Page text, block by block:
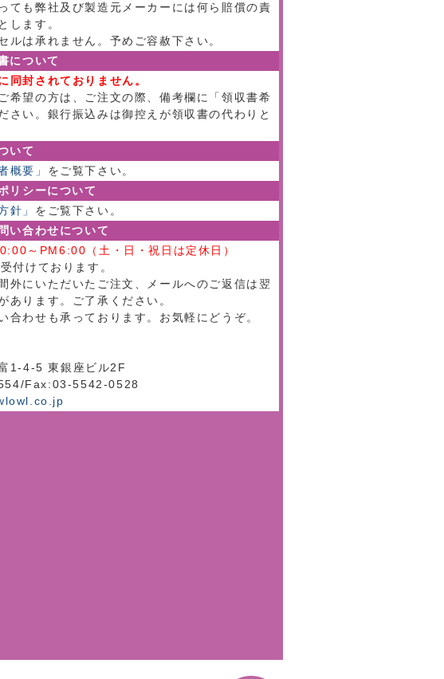
ても弊社及び製造元メーカーには何ら賠償の責
します。
ルは承れません。予めご容赦下さい。
について
同封されておりません。
希望の方は、ご注文の際、備考欄に「領収書希
さい。銀行振込みは御控えが領収書の代わりと
いて
概要」 をご覧下さい。
リシーについて
針」 をご覧下さい。
い合わせについて
～PM6:00（土・日・祝日は定休日）
付けております。
外にいただいたご注文、メールへのご返信は翌
あります。ご了承ください。
合わせも承っております。お気軽にどうぞ。
1-4-5 東銀座ビル2F
Fax:03-5542-0528